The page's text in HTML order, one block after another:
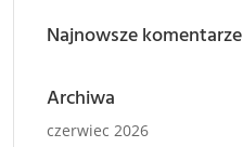
Najnowsze komentarze
Archiwa
czerwiec 2026